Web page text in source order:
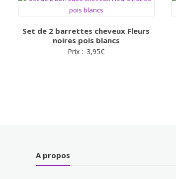
Set de 2 barrettes cheveux Fleurs
noires pois blancs
Prix : 3,95€
A propos